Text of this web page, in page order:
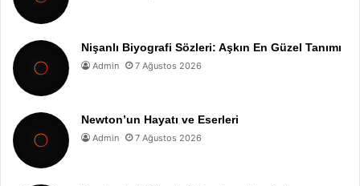
Nişanlı Biyografi Sözleri: Aşkın En Güzel Tanımı
Admin 7 Ağustos 2026
Newton’un Hayatı ve Eserleri
Admin 7 Ağustos 2026